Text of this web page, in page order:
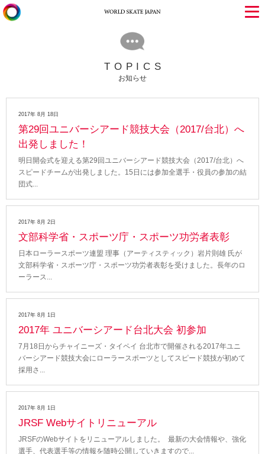
TOPICS
お知らせ
2017年 8月 18日
第29回ユニバーシアード競技大会（2017/台北）へ
出発しました！
明日開会式を迎える第29回ユニバーシアード競技大会（2017/台北）へ
スピードチームが出発しました。15日には参加全選手・役員の参加の結
団式
2017年 8月 2日
文部科学省・スポーツ庁・スポーツ功労者表彰
日本ローラースポーツ連盟 理事（アーティスティック）岩片則雄 氏が
文部科学省・スポーツ庁・スポーツ功労者表彰を受けました。長年のロ
ーラース
2017年 8月 1日
2017年 ユニバーシアード台北大会 初参加
7月18日からチャイニーズ・タイペイ 台北市で開催される2017年ユニ
バーシアード競技大会にローラースポーツとしてスピード競技が初めて
採用さ
2017年 8月 1日
JRSF Webサイトリニューアル
JRSFのWebサイトをリニューアルしました。 最新の大会情報や、強化
選手、代表選手等の情報を随時公開していきますので